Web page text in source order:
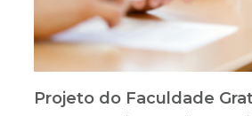
Projeto do Faculdade